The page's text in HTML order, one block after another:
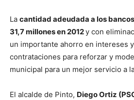
La cantidad adeudada a los
31,7 millones en 2012y con
un importante ahorro en intereses
contrataciones para reforzar y
municipal para un mejor servicio a
El alcalde de Pinto, Diego Ortiz